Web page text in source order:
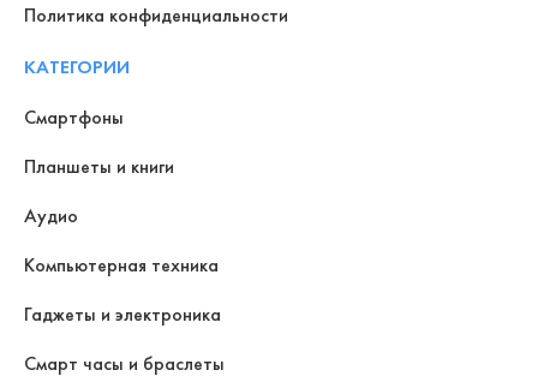
Политика конфиденциальности
КАТЕГОРИИ
Смартфоны
Планшеты и книги
Аудио
Компьютерная техника
Гаджеты и электроника
Смарт часы и браслеты